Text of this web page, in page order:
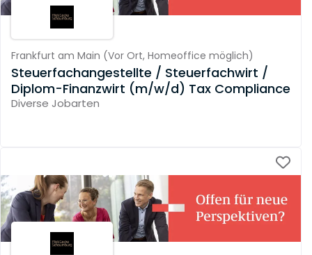
Frankfurt am Main (Vor Ort, Homeoffice möglich)
Steuerfachangestellte / Steuerfachwirt /
Diplom-Finanzwirt (m/w/d) Tax Compliance
Diverse Jobarten